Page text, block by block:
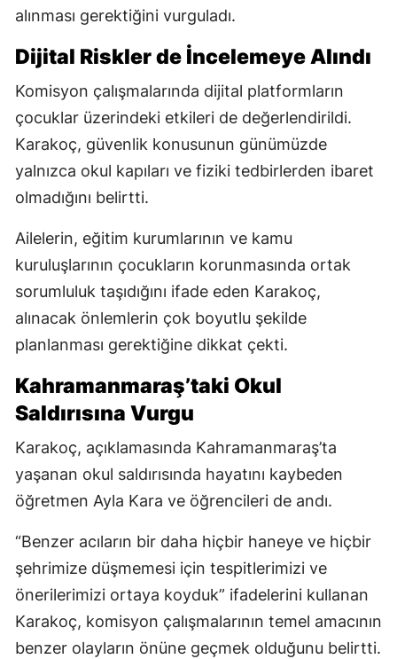
alınması gerektiğini vurguladı.
Dijital Riskler de İncelemeye Alındı
Komisyon çalışmalarında dijital platformların
çocuklar üzerindeki etkileri de değerlendirildi.
Karakoç, güvenlik konusunun günümüzde
yalnızca okul kapıları ve fiziki tedbirlerden ibaret
olmadığını belirtti.
Ailelerin, eğitim kurumlarının ve kamu
kuruluşlarının çocukların korunmasında ortak
sorumluluk taşıdığını ifade eden Karakoç,
alınacak önlemlerin çok boyutlu şekilde
planlanması gerektiğine dikkat çekti.
Kahramanmaraş’taki Okul
Saldırısına Vurgu
Karakoç, açıklamasında Kahramanmaraş’ta
yaşanan okul saldırısında hayatını kaybeden
öğretmen Ayla Kara ve öğrencileri de andı.
“Benzer acıların bir daha hiçbir haneye ve hiçbir
şehrimize düşmemesi için tespitlerimizi ve
önerilerimizi ortaya koyduk” ifadelerini kullanan
Karakoç, komisyon çalışmalarının temel amacının
benzer olayların önüne geçmek olduğunu belirtti.